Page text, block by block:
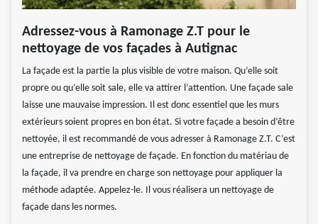
Adressez-vous à Ramonage Z.T pour le
nettoyage de vos façades à Autignac
La façade est la partie la plus visible de votre maison. Qu’elle soit
propre ou qu’elle soit sale, elle va attirer l’attention. Une façade sale
laisse une mauvaise impression. Il est donc essentiel que les murs
extérieurs soient propres en bon état. Si votre façade a besoin d’être
nettoyée, il est recommandé de vous adresser à Ramonage Z.T. C’est
une entreprise de nettoyage de façade. En fonction du matériau de
la façade, il va prendre en charge son nettoyage pour appliquer la
méthode adaptée. Appelez-le. Il vous réalisera un nettoyage de
façade dans les normes.